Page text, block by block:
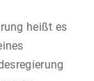
heißt es